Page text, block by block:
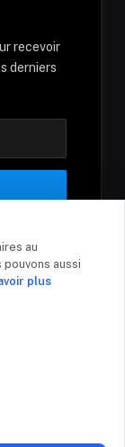
recevoir
derniers
conditions
au
aussi
plus